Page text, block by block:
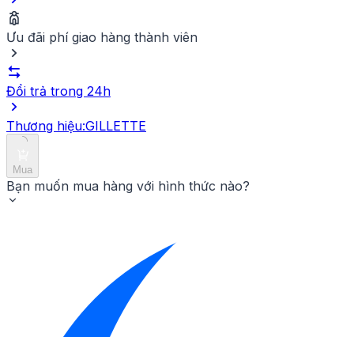
Ưu đãi phí giao hàng thành viên
Đổi trả trong 24h
Thương hiệu:GILLETTE
Mua
Bạn muốn mua hàng với hình thức nào?